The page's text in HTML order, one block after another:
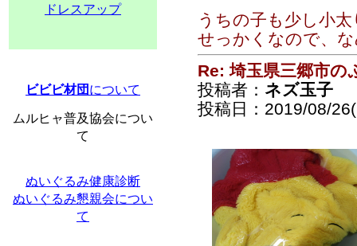
ドレスアップ
ビビビ材団 について
ムルヒャ普及協会につい
て
ぬいぐるみ健康診断
ぬいぐるみ懇親会につい
て
うちの子も少し小
せっかくなので、
Re: 埼玉県三郷市の
投稿者： ネズ玉子
投稿日：2019/08/